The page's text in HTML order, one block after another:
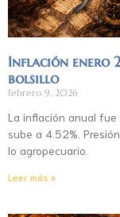
Inflación enero
bolsillo
febrero 9, 2026
La inflación anual
sube a 4.52%.
lo agropecuario.
Leer más »